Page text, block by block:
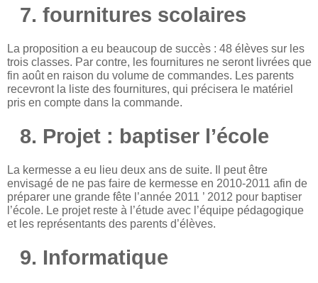
7. fournitures scolaires
La proposition a eu beaucoup de succès : 48 élèves sur les
trois classes. Par contre, les fournitures ne seront livrées que
fin août en raison du volume de commandes. Les parents
recevront la liste des fournitures, qui précisera le matériel
pris en compte dans la commande.
8. Projet : baptiser l’école
La kermesse a eu lieu deux ans de suite. Il peut être
envisagé de ne pas faire de kermesse en 2010-2011 afin de
préparer une grande fête l’année 2011 ’ 2012 pour baptiser
l’école. Le projet reste à l’étude avec l’équipe pédagogique
et les représentants des parents d’élèves.
9. Informatique